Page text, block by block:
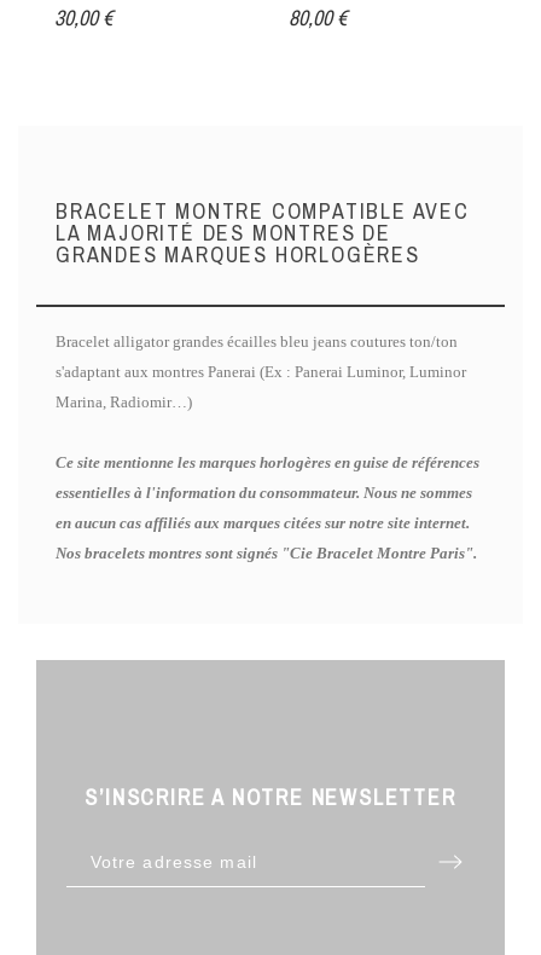
30,00 € 80,00 €
BRACELET MONTRE COMPATIBLE AVEC
LA MAJORITÉ DES MONTRES DE
GRANDES MARQUES HORLOGÈRES
Bracelet alligator grandes écailles bleu jeans coutures ton/ton
s'adaptant aux montres Panerai (Ex : Panerai Luminor, Luminor
Marina, Radiomir…)
Ce site mentionne les marques horlogères en guise de références
essentielles à l'information du consommateur. Nous ne sommes
en aucun cas affiliés aux marques citées sur notre site internet.
Nos bracelets montres sont signés "Cie Bracelet Montre Paris".
S’INSCRIRE A NOTRE NEWSLETTER